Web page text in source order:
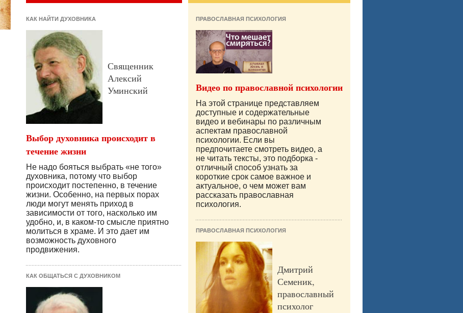
КАК НАЙТИ ДУХОВНИКА
Священник
Алексий
Уминский
Выбор духовника происходит в
течение жизни
Не надо бояться выбрать «не того»
духовника, потому что выбор
происходит постепенно, в течение
жизни. Особенно, на первых порах
люди могут менять приход в
зависимости от того, насколько им
удобно, и, в каком-то смысле приятно
молиться в храме. И это дает им
возможность духовного
продвижения.
КАК ОБЩАТЬСЯ С ДУХОВНИКОМ
ПРАВОСЛАВНАЯ ПСИХОЛОГИЯ
Видео по православной психологии
На этой странице представляем
доступные и содержательные
видео и вебинары по различным
аспектам православной
психологии. Если вы
предпочитаете смотреть видео, а
не читать тексты, это подборка -
отличный способ узнать за
короткие срок самое важное и
актуальное, о чем может вам
рассказать православная
психология.
ПРАВОСЛАВНАЯ ПСИХОЛОГИЯ
Дмитрий
Семеник,
православный
психолог